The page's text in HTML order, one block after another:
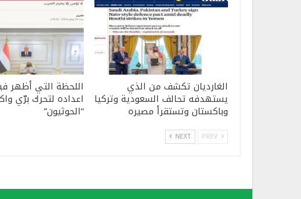
الغارديان تكشف من الذي
يستهدفه تحالف السعودية وتركيا
وباكستان وتستقرأ مصيره
اللحظة التي أظهر
اعداده لتحرك برّي
“الحوثيون”
NEXT